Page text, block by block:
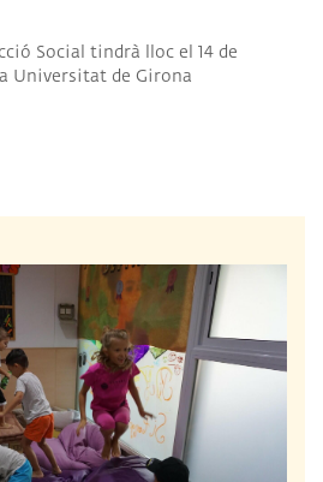
Social tindrà lloc el 14 de
Universitat de Girona